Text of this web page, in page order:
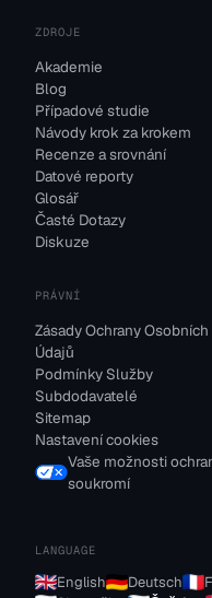
ZDROJE
Akademie
Blog
Případové studie
Návody krok za krokem
Recenze a srovnání
Datové reporty
Glosář
Časté Dotazy
Diskuze
PRÁVNÍ
Zásady Ochrany Osobních
Údajů
Podmínky Služby
Subdodavatelé
Sitemap
Nastavení cookies
Vaše možnosti
soukromí
LANGUAGE
English Deutsch